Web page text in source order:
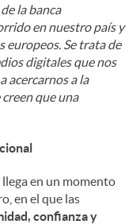
la banca
en nuestro país y
europeos. Se trata de
digitales que nos
acercarnos a la
que una
llega en un momento
en el que las
confianza y